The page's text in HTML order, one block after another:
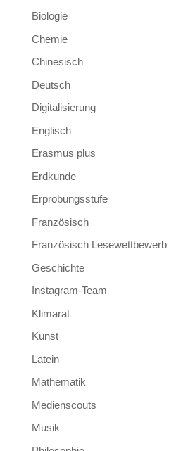
Biologie
Chemie
Chinesisch
Deutsch
Digitalisierung
Englisch
Erasmus plus
Erdkunde
Erprobungsstufe
Französisch
Französisch Lesewettbewerb
Geschichte
Instagram-Team
Klimarat
Kunst
Latein
Mathematik
Medienscouts
Musik